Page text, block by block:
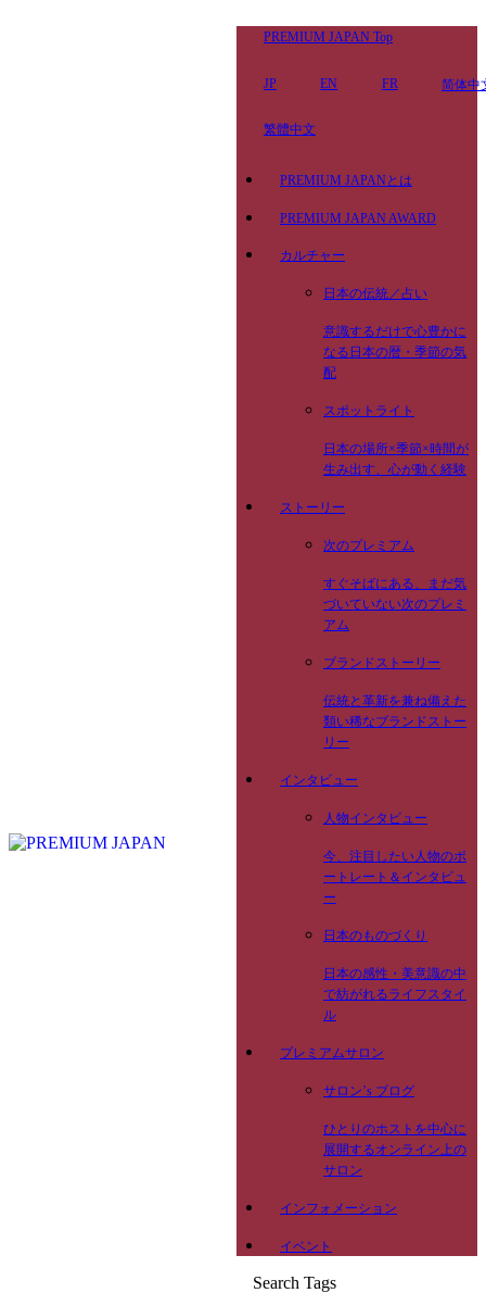
PREMIUM JAPAN Top
JP EN FR 简体中
繁體中文
PREMIUM JAPANとは
PREMIUM JAPAN AWARD
カルチャー
日本の伝統／占い
意識するだけで心豊かに
なる日本の暦・季節の気
配
スポットライト
日本の場所×季節×時間が
生み出す、心が動く経験
ストーリー
次のプレミアム
すぐそばにある、まだ気
づいていない次のプレミ
アム
ブランドストーリー
伝統と革新を兼ね備えた
類い稀なブランドストー
リー
インタビュー
人物インタビュー
今、注目したい人物のポ
ートレート＆インタビュ
ー
日本のものづくり
日本の感性・美意識の中
で紡がれるライフスタイ
ル
プレミアムサロン
サロン’s ブログ
ひとりのホストを中心に
展開するオンライン上の
サロン
インフォメーション
イベント
Search Tags